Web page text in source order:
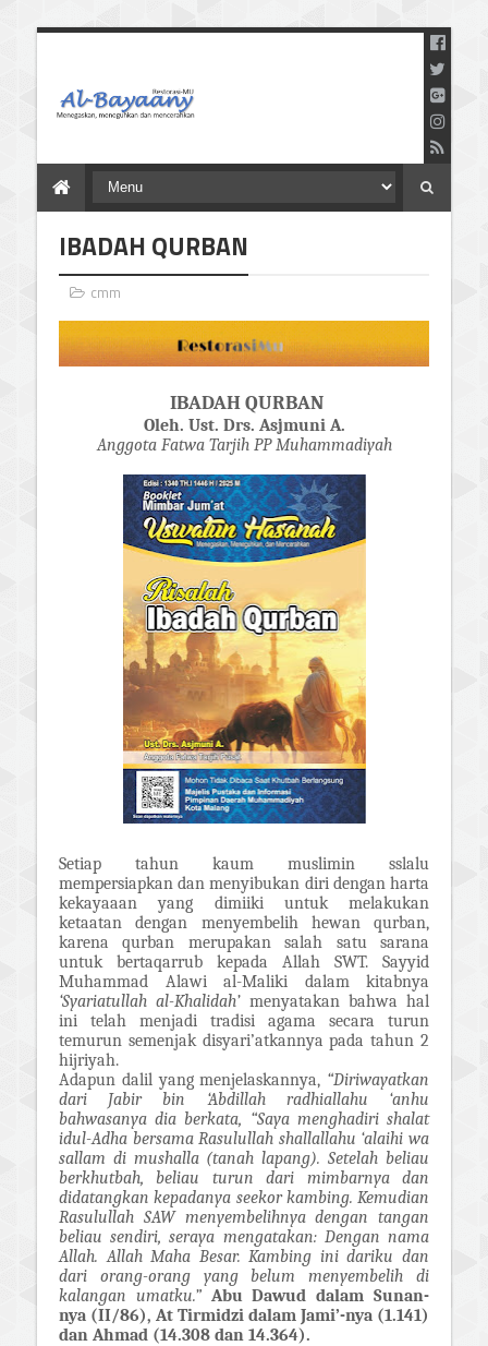
dan Mencerahkan
IBADAH QURBAN
cmm
IBADAH QURBAN
Oleh. Ust. Drs. Asjmuni A.
Anggota Fatwa Tarjih PP Muhammadiyah
Setiap tahun kaum muslimin sslalu
mempersiapkan dan menyibukan diri dengan harta
kekayaaan yang dimiiki untuk melakukan
ketaatan dengan menyembelih hewan qurban,
karena qurban merupakan salah satu sarana
untuk bertaqarrub kepada Allah SWT. Sayyid
Muhammad Alawi al-Maliki dalam kitabnya
‘Syariatullah al-Khalidah’ menyatakan bahwa hal
ini telah menjadi tradisi agama secara turun
temurun semenjak disyari’atkannya pada tahun 2
hijriyah.
Adapun dalil yang menjelaskannya, “Diriwayatkan
dari Jabir bin ‘Abdillah radhiallahu ‘anhu
bahwasanya dia berkata, “Saya menghadiri shalat
idul-Adha bersama Rasulullah shallallahu ‘alaihi wa
sallam di mushalla (tanah lapang). Setelah beliau
berkhutbah, beliau turun dari mimbarnya dan
didatangkan kepadanya seekor kambing. Kemudian
Rasulullah SAW menyembelihnya dengan tangan
beliau sendiri, seraya mengatakan: Dengan nama
Allah. Allah Maha Besar. Kambing ini dariku dan
dari orang-orang yang belum menyembelih di
kalangan umatku.” Abu Dawud dalam Sunan-
nya (II/86), At Tirmidzi dalam Jami’-nya (1.141)
dan Ahmad (14.308 dan 14.364).